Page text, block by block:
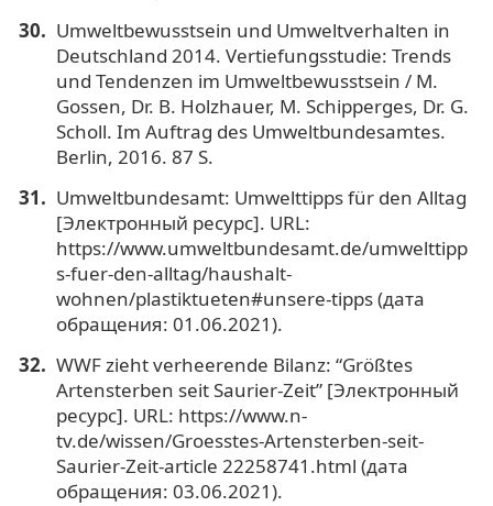
Umweltbewusstsein und Umweltverhalten in
Deutschland 2014. Vertiefungsstudie: Trends
und Tendenzen im Umweltbewusstsein / M.
Gossen, Dr. B. Holzhauer, M. Schipperges, Dr. G.
Scholl. Im Auftrag des Umweltbundesamtes.
Berlin, 2016. 87 S.
Umweltbundesamt: Umwelttipps für den Alltag
[Электронный ресурс]. URL:
https://www.umweltbundesamt.de/umwelttipp
s-fuer-den-alltag/haushalt-
wohnen/plastiktueten#unsere-tipps (дата
обращения: 01.06.2021).
WWF zieht verheerende Bilanz: “Größtes
Artensterben seit Saurier-Zeit” [Электронный
ресурс]. URL: https://www.n-
tv.de/wissen/Groesstes-Artensterben-seit-
Saurier-Zeit-article 22258741.html (дата
обращения: 03.06.2021).